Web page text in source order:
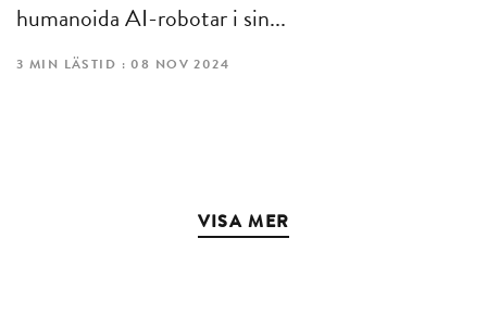
humanoida AI-robotar i sin...
3 MIN LÄSTID : 08 NOV 2024
VISA MER